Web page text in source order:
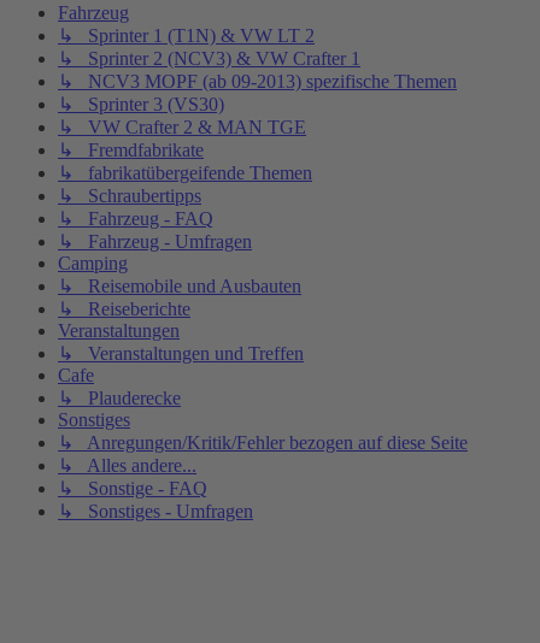
Fahrzeug
↳ Sprinter 1 (T1N) & VW LT 2
↳ Sprinter 2 (NCV3) & VW Crafter 1
↳ NCV3 MOPF (ab 09-2013) spezifische Themen
↳ Sprinter 3 (VS30)
↳ VW Crafter 2 & MAN TGE
↳ Fremdfabrikate
↳ fabrikatübergeifende Themen
↳ Schraubertipps
↳ Fahrzeug - FAQ
↳ Fahrzeug - Umfragen
Camping
↳ Reisemobile und Ausbauten
↳ Reiseberichte
Veranstaltungen
↳ Veranstaltungen und Treffen
Cafe
↳ Plauderecke
Sonstiges
↳ Anregungen/Kritik/Fehler bezogen auf diese Seite
↳ Alles andere...
↳ Sonstige - FAQ
↳ Sonstiges - Umfragen